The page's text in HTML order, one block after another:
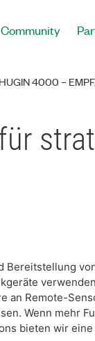
Community
HUGIN 4000 –
Remote-
Wenn mehr
bieten wir